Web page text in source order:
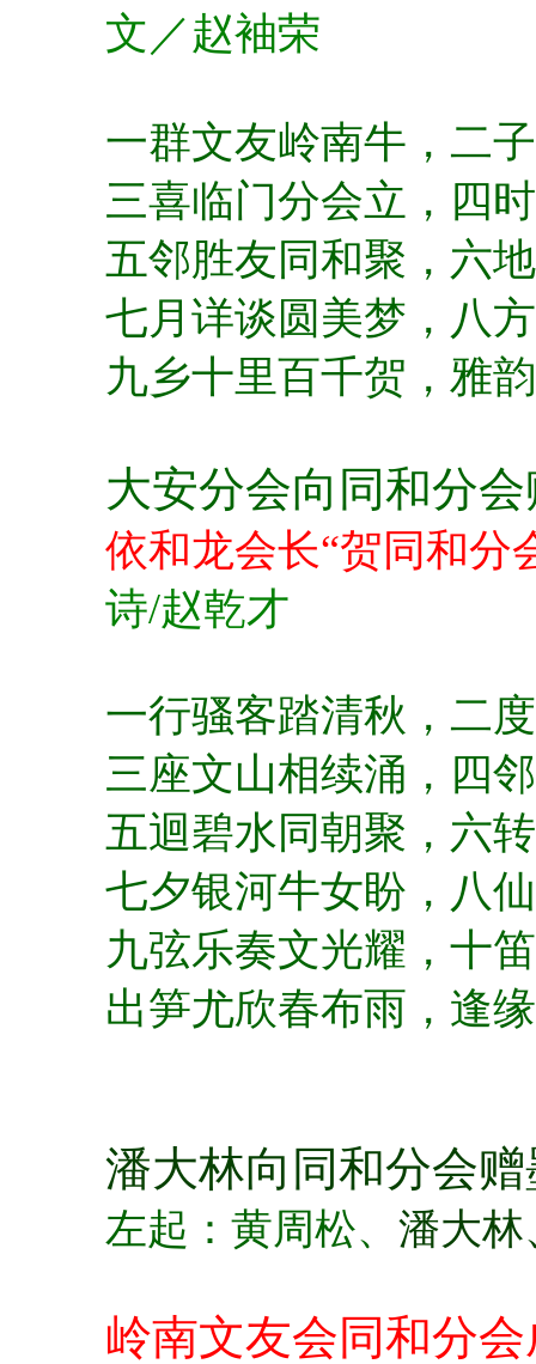
文／赵袖荣
一群文友岭南牛， 二
三喜临门分会立， 四
五邻胜友同和聚， 六
七月详谈圆美梦， 八
九乡十里百千贺， 雅
大安分会向同和分
依和龙会长“贺同和分
诗/赵乾才
一行骚客踏清秋， 二
三座文山相续涌， 四
五迴碧水同朝聚， 六
七夕银河牛女盼， 八
九弦乐奏文光耀， 十
出笋尤欣春布雨， 逢
潘大林向同和分会
左起：黄周松、 潘大林
岭南文友会同和分